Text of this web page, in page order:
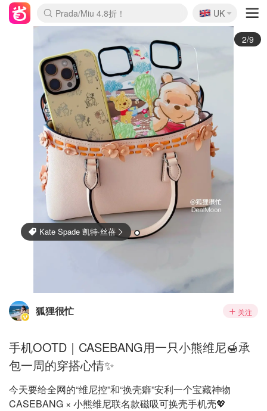
Prada/Miu 4.8折！
🇬🇧
UK
Madewell 美德威尔
3/9
狐狸很忙 关注
手机OOTD｜CASEBANG用一只小熊维尼🍯承
包一周的穿搭心情✨
今天要给全网的“维尼控”和“换壳癖”安利一个宝藏神物
CASEBANG × 小熊维尼联名款磁吸可换壳手机壳💖